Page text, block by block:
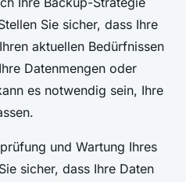
Sie sicher, dass Ihre
aktuellen Bedürfnissen
Datenmengen oder
es notwendig sein, Ihre
und Wartung Ihres
sicher, dass Ihre Daten